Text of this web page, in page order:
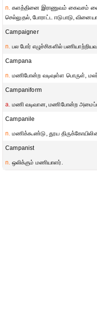
n. களத்தினை இராணுவம் கைவசம்
செல்லுதல், போராட்ட ஈடுபாடு,
Campaigner
n. பல போர் எழுச்சிகளில்
Campana
n. மணிபோன்ற வடிவுள்ள பொருள்,
Campaniform
a. மணி வடிவான, மணிபோன்ற
Campanile
n. மணிக்கூண்டு, தூய
Campanist
n. ஒலிக்கும் மணியாளர்.